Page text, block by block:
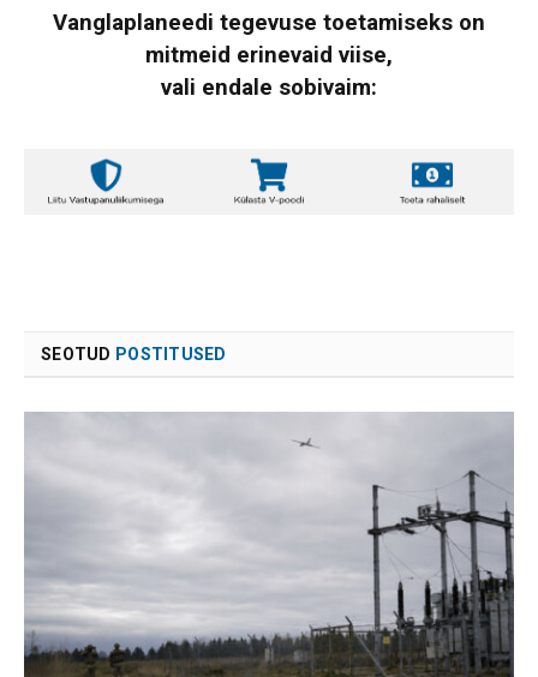
Vanglaplaneedi tegevuse toetamiseks on
mitmeid erinevaid viise,
vali endale sobivaim:
SEOTUD POSTITUSED